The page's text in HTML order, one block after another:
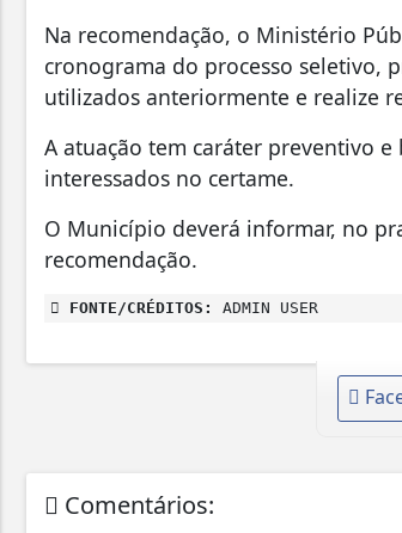
Na recomendação, o Ministério
cronograma do processo seletivo,
utilizados anteriormente e realize
A atuação tem caráter preventivo
interessados no certame.
O Município deverá informar, no
recomendação.
FONTE/CRÉDITOS: ADMIN USER
Comentários: